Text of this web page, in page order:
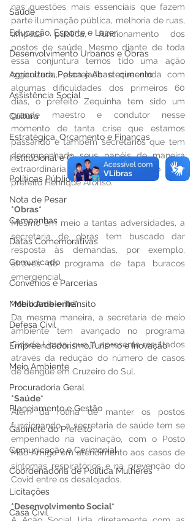
Saúde
Educação, Esporte e Lazer
Desenvolvimento Urbanos e Obras
Agricultura, Pesca e Abastecimento
Assistência Social
Cultura
Estratégica, Orçamento e Finanças
Institucional e Governo
Políticas Públicas
Nota de Pesar
Campanhas
Datas Comemorativas
Comunicado
Convênios e Parcerias
Mobilidade e Trânsito
Defesa Civil
Empreendedorismo,Turismo e Inovação
Meio Ambiente
Procuradoria Geral
Planejamento e Gestão
Gabinete do Prefeito
Comunicação e Cerimonial
Coordenadoria de Politica Mulheres
Licitações
Casa Civil
nas questões mais essenciais que fazem
parte iluminação pública, melhoria de ruas,
limpeza pública, funcionamento dos
postos de saúde. Mesmo diante de toda
essa conjuntura temos tido uma ação
organizada, planejada e que ainda com
algumas dificuldades dos primeiros 60
dias, o prefeito Zequinha tem sido um
grande maestro e condutor nesse
momento de tanta crise que estamos
passando e também secretários que tem
desempenhado seus papéis de maneira
extraordinária ao meu ver”, disse o vice-
prefeito Henrique Afonso.
*Obras*
Mesmo em meio a tantas adversidades, a
secretaria de obras tem buscado dar
resposta às demandas, por exemplo,
através do programa de tapa buracos
emergencial.
*Meio Ambiente*
Da mesma maneira, a secretaria de meio
ambiente tem avançado no programa
Cidade Limpa, que já apresenta resultados
através da redução do número de casos
de dengue em Cruzeiro do Sul.
*Saúde*
Além da rotina de manter os postos
funcionando, a secretaria de saúde tem se
empenhado na vacinação, com o Posto
Mão Amiga em atendimento aos casos de
sintomas respiratórios e na prevenção do
Covid entre os desalojados.
*Desenvolvimento Social*